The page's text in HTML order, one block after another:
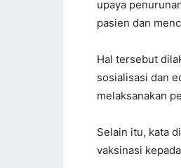
upaya
pasien dan
Hal tersebut
sosialisasi dan
melaksanakan
Selain itu, kata
vaksinasi